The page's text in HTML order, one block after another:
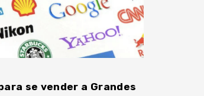
se vender a Grandes